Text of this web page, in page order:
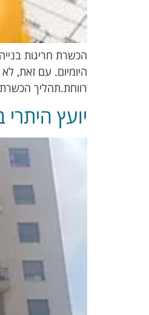
הכשרת חריגות
היומיום. עם זאת,
רווחת.תהליך
יועץ